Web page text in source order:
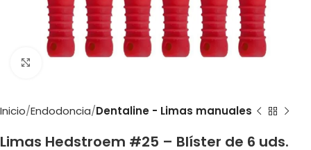
Inicio Endodoncia Dentaline - Limas manuales
Limas Hedstroem #25 – Blíster de 6 uds.